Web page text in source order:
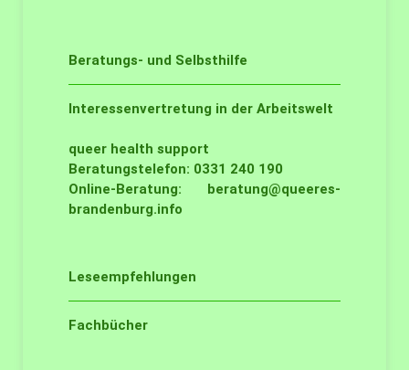
Beratungs- und Selbsthilfe
Interessenvertretung in der Arbeitswelt
queer health support
Beratungstelefon: 0331 240 190
Online-Beratung: beratung@queeres-
brandenburg.info
Leseempfehlungen
Fachbücher